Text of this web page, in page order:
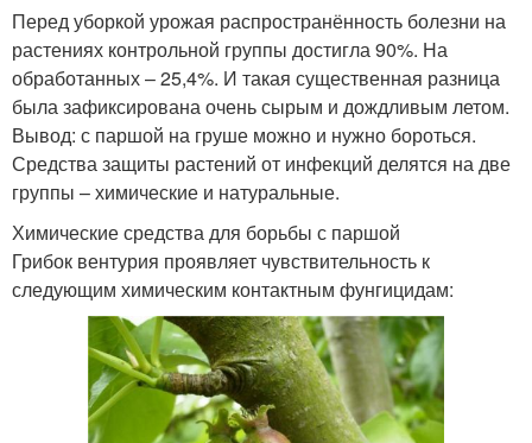
Перед уборкой урожая распространённость болезни на
растениях контрольной группы достигла 90%. На
обработанных – 25,4%. И такая существенная разница
была зафиксирована очень сырым и дождливым летом.
Вывод: с паршой на груше можно и нужно бороться.
Средства защиты растений от инфекций делятся на две
группы – химические и натуральные.
Химические средства для борьбы с паршой
Грибок вентурия проявляет чувствительность к
следующим химическим контактным фунгицидам: